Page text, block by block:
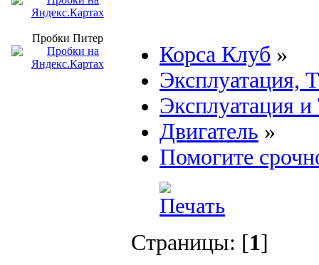
Пробки Питер
Корса Клуб »
Эксплуатация,
Эксплуатация
Двигатель »
Помогите
Страницы: [1]